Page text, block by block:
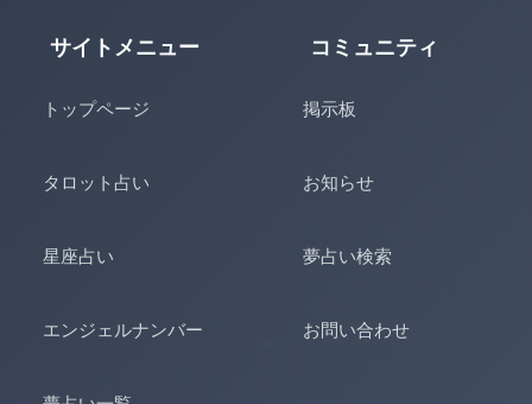
サイトメニュー
トップページ
タロット占い
星座占い
エンジェルナンバー
コミュニティ
掲示板
お知らせ
夢占い検索
お問い合わせ